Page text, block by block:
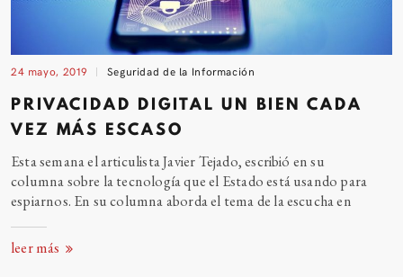
24 mayo, 2019 Seguridad de la Información
PRIVACIDAD DIGITAL UN BIEN CADA
VEZ MÁS ESCASO
Esta semana el articulista Javier Tejado, escribió en su
columna sobre la tecnología que el Estado está usando para
espiarnos. En su columna aborda el tema de la escuchaen
leer más